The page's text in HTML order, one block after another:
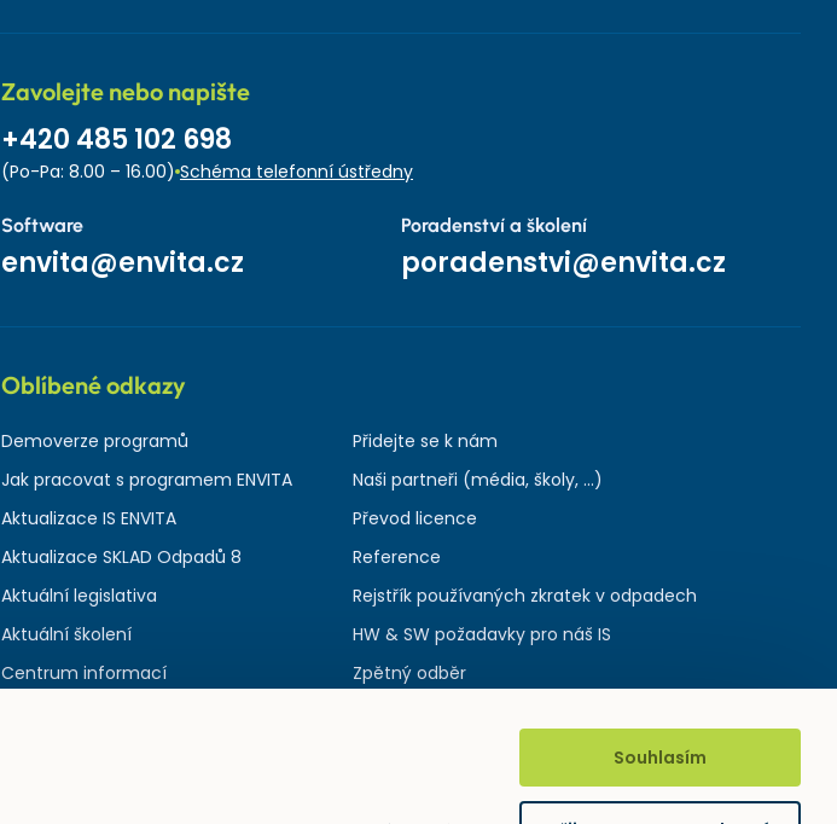
Zavolejte nebo napište
+420 485 102 698
(Po-Pa: 8.00 – 16.00) Schéma telefonní ústředny
Software
envita@envita.cz
Poradenství a školení
poradenstvi@envita.cz
Oblíbené odkazy
Demoverze programů
Jak pracovat s programem ENVITA
Aktualizace IS ENVITA
Aktualizace SKLAD Odpadů 8
Aktuální legislativa
Aktuální školení
Centrum informací
Přidejte se k nám
Naši partneři (média, školy, ...)
Převod licence
Reference
Rejstřík používaných zkratek v odpadech
HW & SW požadavky pro náš IS
Zpětný odběr
Souhlasím